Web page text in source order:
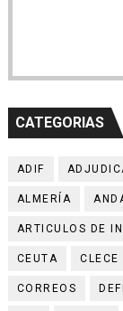
CATEGORIAS
ADIF
ALMERÍA
ARTICULOS DE
CEUTA CLECE
CORREOS